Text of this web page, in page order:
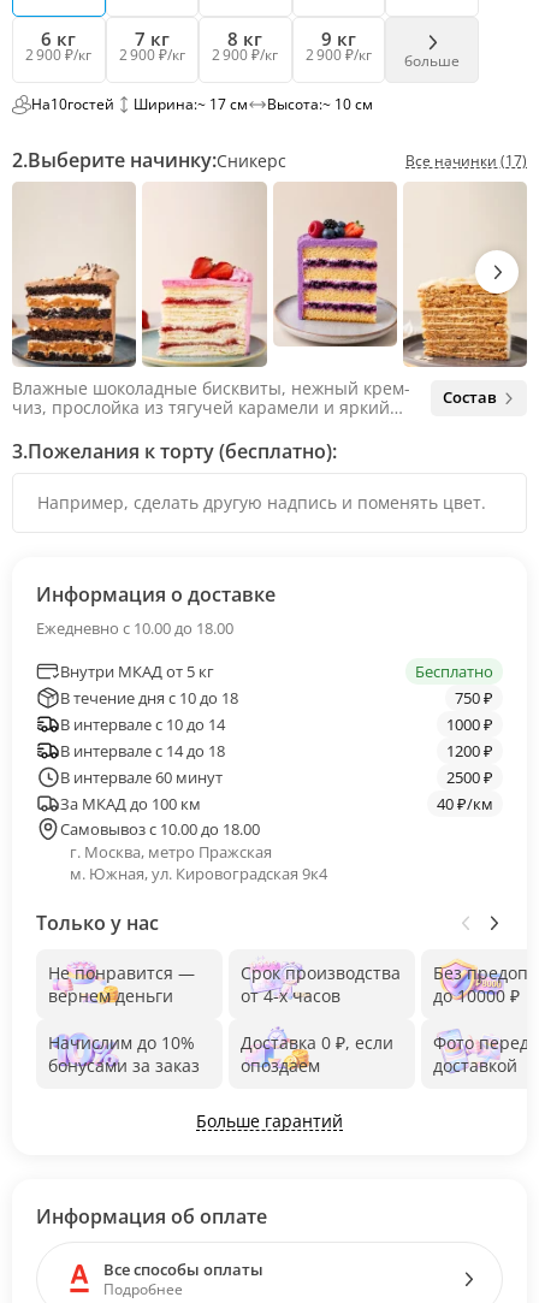
6 кг
2 900 ₽/кг
7 кг
2 900 ₽/кг
8 кг
2 900 ₽/кг
9 кг
2 900 ₽/кг больше
На10гостей Ширина:~ 17 см Высота:~ 10 см
2.Выберите начинку:Сникерс Все начинки (17)
Влажные шоколадные бисквиты, нежный крем-
чиз, прослойка из тягучей карамели и яркий
яркий вкус шоколада и тягучей карамели, не
оставляя ни единого шанса остаться
Состав
3.Пожелания к торту (бесплатно):
Информация о доставке
Ежедневно с 10.00 до 18.00
Внутри МКАД от 5 кг
Бесплатно
В течение дня с 10 до 18
750 ₽
В интервале с 10 до 14
1000 ₽
В интервале с 14 до 18
1200 ₽
В интервале 60 минут
2500 ₽
За МКАД до 100 км
40 ₽/км
Самовывоз с 10.00 до 18.00
г. Москва, метро Пражская
м. Южная, ул. Кировоградская 9к4
Только у нас
Не понравится —
вернем деньги
Начислим до 10%
бонусами за заказ
Срок производства
от 4-х часов
Доставка 0 ₽, если
опоздаем
Без
до 10000 ₽
Фото перед
доставкой
Больше гарантий
Информация об оплате
Все способы оплаты
Подробнее